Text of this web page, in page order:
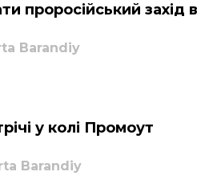
проросійський захід в
Barandiy
у колі Промоут
Barandiy